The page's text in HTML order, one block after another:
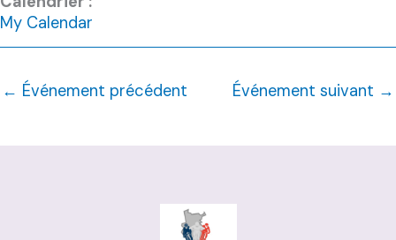
My Calendar
← Événement précédent Événement suivant →